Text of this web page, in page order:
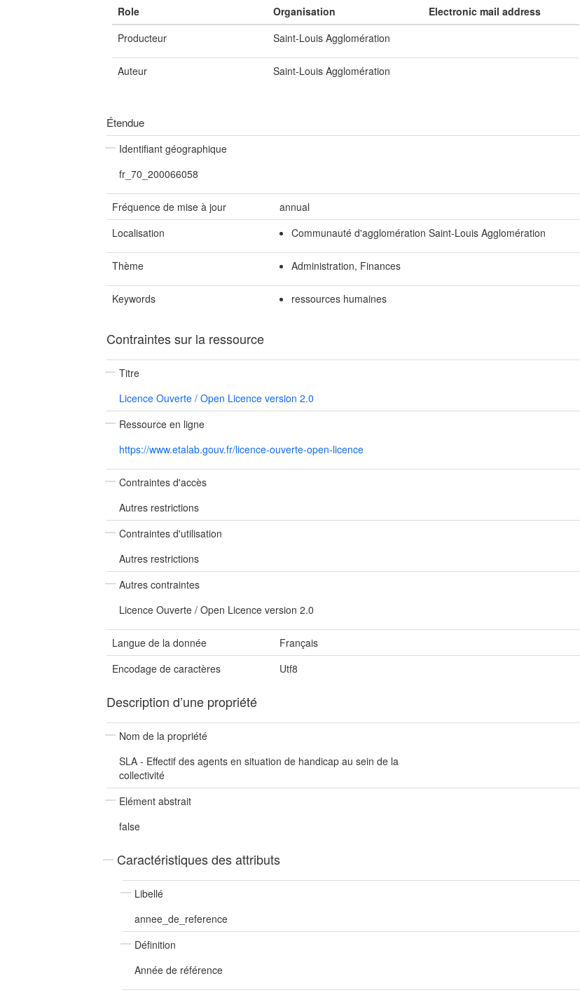
Role Organisation
Electronic mail address
Producteur
Saint-Louis Agglomération
Auteur Saint-Louis Agglomération
Étendue
Identifiant géographique
fr_70_200066058
Fréquence de mise à jour
annual
Localisation
Communauté d'agglomération Saint-Louis Agglomération
Thème Administration, Finances
Keywords ressources humaines
Contraintes sur la ressource
Titre
Licence Ouverte / Open Licence version 2.0
Ressource en ligne
https://www.etalab.gouv.fr/licence-ouverte-open-licence
Contraintes d'accès
Autres restrictions
Contraintes d'utilisation
Autres restrictions
Autres contraintes
Licence Ouverte / Open Licence version 2.0
Langue de la donnée
Français
Encodage de caractères
Utf8
Description d’une propriété
Nom de la propriété
SLA - Effectif des agents en situation de handicap au sein de la
collectivité
Elément abstrait
false
Caractéristiques des attributs
Libellé
annee_de_reference
Définition
Année de référence